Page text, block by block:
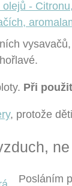
Při
, protože
Posláním